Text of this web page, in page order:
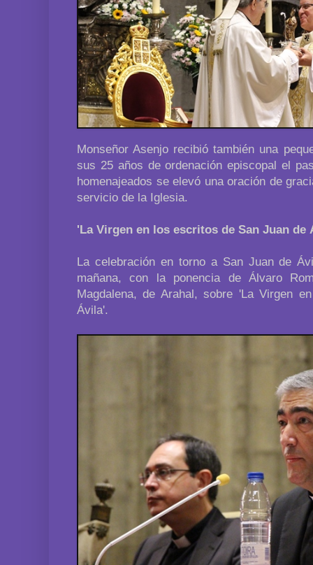
Monseñor Asenjo recibió también una
sus 25 años de ordenación episcopal el
homenajeados se elevó una oración de
servicio de la Iglesia.
'La Virgen en los escritos de San Juan de
La celebración en torno a San Juan de
mañana, con la ponencia de Álvaro
Magdalena, de Arahal, sobre 'La Virgen
Ávila'.